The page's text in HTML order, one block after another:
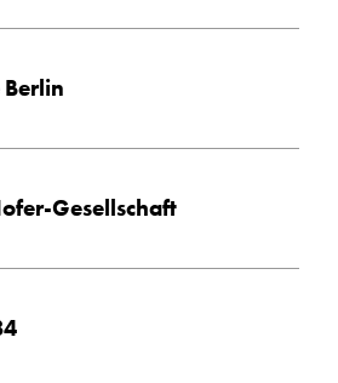
Gesellschaft